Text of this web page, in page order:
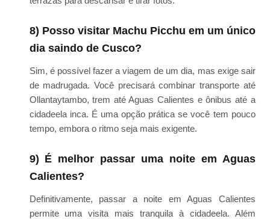
8) Posso visitar Machu Picchu em um único
dia saindo de Cusco?
Sim, é possível fazer a viagem de um dia, mas exige sair
de madrugada. Você precisará combinar transporte até
Ollantaytambo, trem até Aguas Calientes e ônibus até a
cidadeela inca. É uma opção prática se você tem pouco
tempo, embora o ritmo seja mais exigente.
9) É melhor passar uma noite em Aguas
Calientes?
Definitivamente, passar a noite em Aguas Calientes
permite uma visita mais tranquila à cidadeela. Além